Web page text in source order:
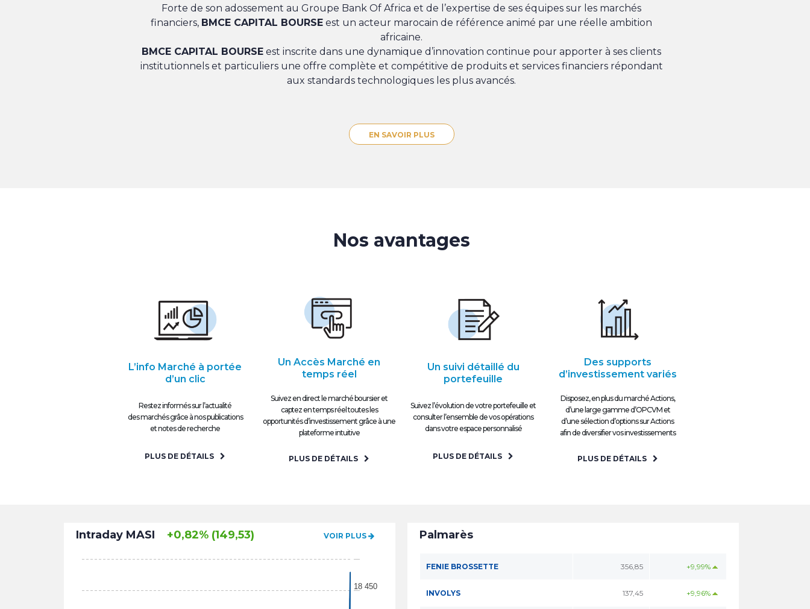
Forte de son adossement au Groupe Bank Of Africa et de l’expertise de ses équipes sur les marchés
financiers, BMCE CAPITAL BOURSE est un acteur marocain de référence animé par une réelle ambition
africaine.
BMCE CAPITAL BOURSE est inscrite dans une dynamique d’innovation continue pour apporter à ses clients
institutionnels et particuliers une offre complète et compétitive de produits et services financiers répondant
aux standards technologiques les plus avancés.
EN SAVOIR PLUS
Nos avantages
L’info Marché à portée
d’un clic
Restez informés sur l’actualité
des marchés grâce à nos publications
et notes de recherche
PLUS DE DÉTAILS
Un Accès Marché en
temps réel
Suivez en direct le marché boursier et
captez en temps réel toutes les
opportunités d’investissement grâce à une
plateforme intuitive
PLUS DE DÉTAILS
Un suivi détaillé du
portefeuille
Suivez l’évolution de votre portefeuille et
consulter l’ensemble de vos opérations
dans votre espace personnalisé
PLUS DE DÉTAILS
Des supports
d’investissement variés
Disposez, en plus du marché Actions,
d’une large gamme d’OPCVM et
d’une sélection d’options sur Actions
afin de diversifier vos investissements
PLUS DE DÉTAILS
Intraday MASI +0,82% (149,53) VOIR PLUS
18 450
Palmarès
FENIE BROSSETTE 356,85 +9,99%
INVOLYS 137,45 +9,96%